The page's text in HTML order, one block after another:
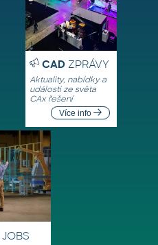
CADZPRÁVY
Aktuality, nabídky a
události ze světa
CAx řešení
Více info
JOBS